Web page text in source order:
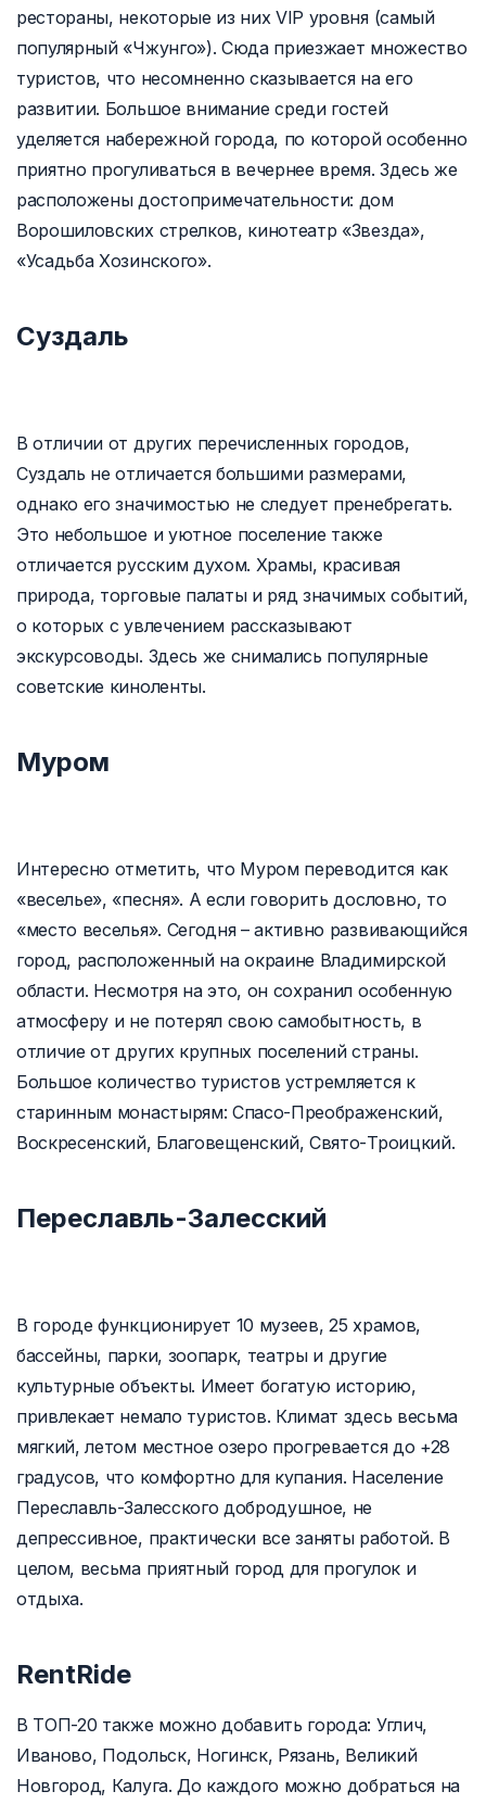
рестораны, некоторые из них VIP уровня (самый
популярный «Чжунго»). Сюда приезжает множество
туристов, что несомненно сказывается на его
развитии. Большое внимание среди гостей
уделяется набережной города, по которой особенно
приятно прогуливаться в вечернее время. Здесь же
расположены достопримечательности: дом
Ворошиловских стрелков, кинотеатр «Звезда»,
«Усадьба Хозинского».
Суздаль
В отличии от других перечисленных городов,
Суздаль не отличается большими размерами,
однако его значимостью не следует пренебрегать.
Это небольшое и уютное поселение также
отличается русским духом. Храмы, красивая
природа, торговые палаты и ряд значимых событий,
о которых с увлечением рассказывают
экскурсоводы. Здесь же снимались популярные
советские киноленты.
Муром
Интересно отметить, что Муром переводится как
«веселье», «песня». А если говорить дословно, то
«место веселья». Сегодня – активно развивающийся
город, расположенный на окраине Владимирской
области. Несмотря на это, он сохранил особенную
атмосферу и не потерял свою самобытность, в
отличие от других крупных поселений страны.
Большое количество туристов устремляется к
старинным монастырям: Спасо-Преображенский,
Воскресенский, Благовещенский, Свято-Троицкий.
Переславль-Залесский
В городе функционирует 10 музеев, 25 храмов,
бассейны, парки, зоопарк, театры и другие
культурные объекты. Имеет богатую историю,
привлекает немало туристов. Климат здесь весьма
мягкий, летом местное озеро прогревается до +28
градусов, что комфортно для купания. Население
Переславль-Залесского добродушное, не
депрессивное, практически все заняты работой. В
целом, весьма приятный город для прогулок и
отдыха.
RentRide
В ТОП-20 также можно добавить города: Углич,
Иваново, Подольск, Ногинск, Рязань, Великий
Новгород, Калуга. До каждого можно добраться на